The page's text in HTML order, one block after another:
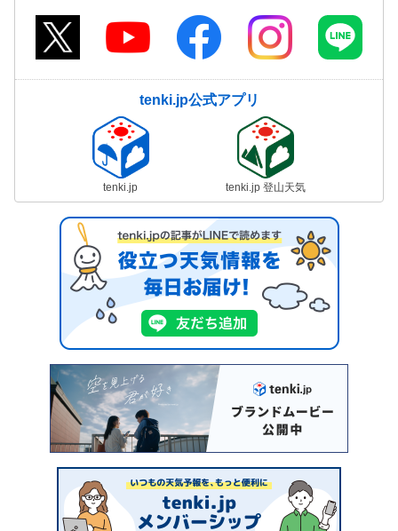
tenki.jp公式アプリ
tenki.jp tenki.jp 登山天気